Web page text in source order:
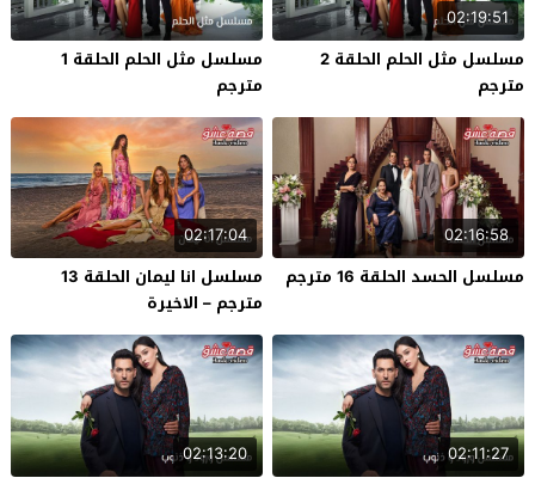
02:19:51
مسلسل مثل الحلم الحلقة 2
مترجم
مسلسل مثل الحلم الحلقة 1
مترجم
02:16:58
مسلسل الحسد الحلقة 16 مترجم
02:17:04
مسلسل انا ليمان الحلقة 13
مترجم – الاخيرة
02:11:27
02:13:20